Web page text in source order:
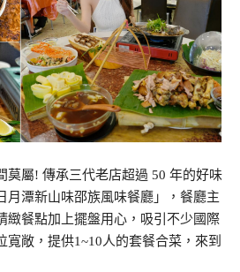
莫屬! 傳承三代老店超過 50 年的好味
月潭新山味邵族風味餐廳」，餐廳主
緻餐點加上擺盤用心，吸引不少國際
寬敞，提供1~10人的套餐合菜，來到